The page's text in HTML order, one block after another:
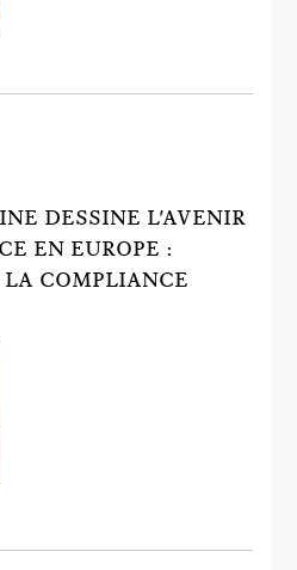
DESSINE L'AVENIR
EN EUROPE :
COMPLIANCE